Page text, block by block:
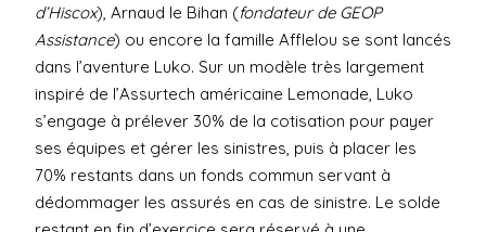
d’Hiscox), Arnaud le Bihan (fondateur de GEOP
Assistance) ou encore la famille Afflelou se sont lancés
dans l’aventure Luko. Sur un modèle très largement
inspiré de l’Assurtech américaine Lemonade, Luko
s’engage à prélever 30% de la cotisation pour payer
ses équipes et gérer les sinistres, puis à placer les
70% restants dans un fonds commun servant à
dédommager les assurés en cas de sinistre. Le solde